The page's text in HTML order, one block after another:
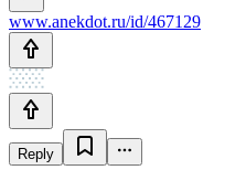
www.anekdot.ru/id/467129
Reply